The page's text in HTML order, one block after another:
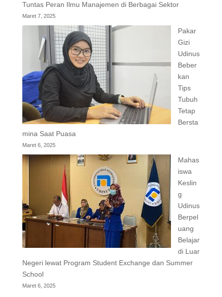
Tuntas Peran Ilmu Manajemen di Berbagai Sektor
Maret 7, 2025
Pakar
Gizi
Udinus
Beber
kan
Tips
Tubuh
Tetap
Bersta
mina Saat Puasa
Maret 6, 2025
Mahas
iswa
Keslin
g
Udinus
Berpel
uang
Belajar
di Luar
Negeri lewat Program Student Exchange dan Summer
School
Maret 6, 2025